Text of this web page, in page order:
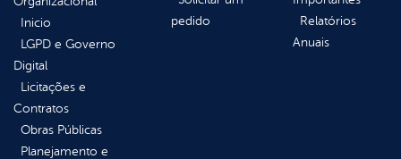
Inicio
LGPD e Governo
Digital
Licitações e
Contratos
Obras Públicas
Planejamento e
pedido
Relatórios
Anuais